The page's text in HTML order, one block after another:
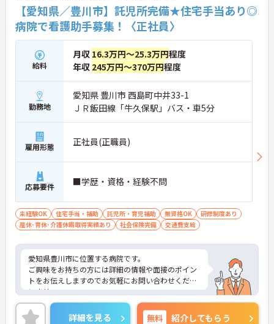
【愛知県／豊川市】託児所完備★住宅手当あり◎
病院で看護助手募集！〈正社員〉
給料
月収 16.3万円～25.3万円程度
年収 245万円～370万円程度
勤務地
愛知県 豊川市 西島町中井33-1
ＪＲ飯田線「牛久保駅」バス・車5分
雇用形態 正社員(正職員)
応募要件 ■学歴・資格・経験不問
未経験OK 住宅手当・補助 託児所・育児補助 無資格OK
研修制度あり
産休･育休･介護休暇取得実績あり
社会保険完備 交通費支給
愛知県豊川市に位置する病院です。
ご興味をお持ちの方には詳細の情報や面接のポイン
トをお伝えしますのでお気軽にお問い合わせくださ
いませ。
詳細を見る 無料 紹介してもらう